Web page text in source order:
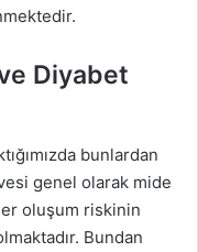
Diyabet
bunlardan
genel olarak mide
oluşum riskinin
Bundan